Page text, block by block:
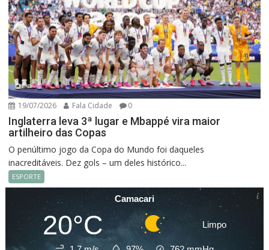
19/07/2026 Fala Cidade 0
Inglaterra leva 3ª lugar e Mbappé vira maior
artilheiro das Copas
O penúltimo jogo da Copa do Mundo foi daqueles
inacreditáveis. Dez gols – um deles histórico...
ESPORTE
Camacari
20°C Limpo